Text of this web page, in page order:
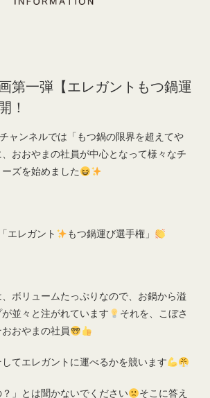
第一弾【エレガントもつ鍋運
！
ャンネルでは「もつ鍋の限界を超えてや
おおやまの社員が中心となって様々なチ
ズを始めました
エレガント もつ鍋運び選手権」
ボリュームたっぷりなので、お鍋から溢
並々と注がれています
それを、こぼさ
おやまの社員
てエレガントに運べるかを競います
？」とは聞かないでください
そこに答え